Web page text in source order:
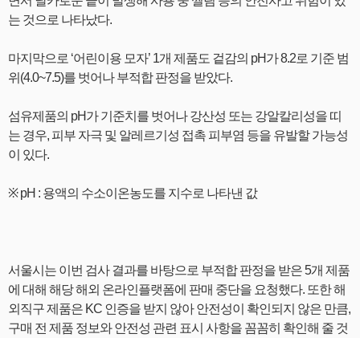
는 것으로 나타났다.
마지막으로 ‘어린이용 모자’ 1개 제품도 겉감의 pH가 8.2로 기준 범
위(4.0~7.5)를 벗어나 부적합 판정을 받았다.
섬유제품의 pH가 기준치를 벗어나 강산성 또는 강알칼리성을 띠
는 경우, 피부 자극 및 알레르기성 접촉 피부염 등을 유발할 가능성
이 있다.
※ pH : 용액의 수소이온농도를 지수로 나타낸 값
서울시는 이번 검사 결과를 바탕으로 부적합 판정을 받은 5개 제품
에 대해 해당 해외 온라인플랫폼에 판매 중단을 요청했다. 또한 해
외직구 제품은 KC 인증을 받지 않아 안전성이 확인되지 않은 만큼,
구매 전 제품 정보와 안전성 관련 표시 사항을 꼼꼼히 확인해 줄 것